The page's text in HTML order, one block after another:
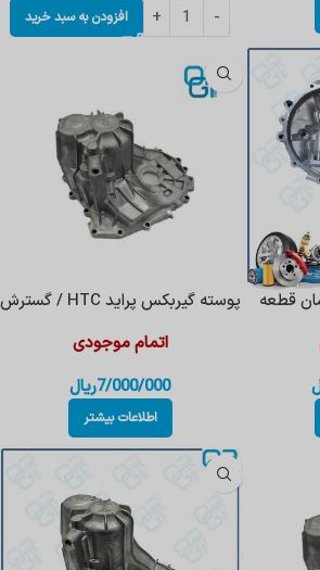
افزودن به سبد خرید
قطعه
پوسته گیربکس پراید HTC / گسترش
اتمام موجودی
7/000/000ریال
اطلاعات بیشتر